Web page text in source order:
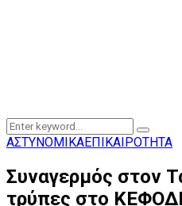
Search
for:
Search
ΑΣΤΥΝΟΜΙΚΑΕΠΙΚΑΙΡΟΤΗΤΑ
Συναγερμός στον
τρύπες στο